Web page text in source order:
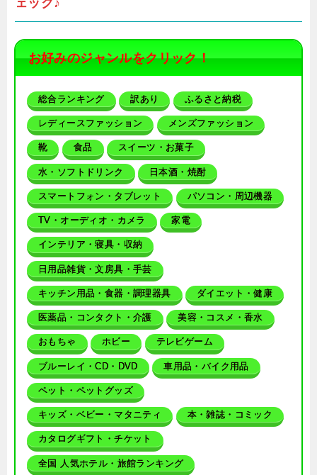
ェック♪
お好みのジャンルをクリック！
総合ランキング 訳あり ふるさと納税
レディースファッション メンズファッション
靴 食品 スイーツ・お菓子
水・ソフトドリンク 日本酒・焼酎
スマートフォン・タブレット パソコン・周辺機器
TV・オーディオ・カメラ 家電
インテリア・寝具・収納
日用品雑貨・文房具・手芸
キッチン用品・食器・調理器具 ダイエット・健康
医薬品・コンタクト・介護 美容・コスメ・香水
おもちゃ ホビー テレビゲーム
ブルーレイ・CD・DVD 車用品・バイク用品
ペット・ペットグッズ
キッズ・ベビー・マタニティ 本・雑誌・コミック
カタログギフト・チケット
全国 人気ホテル・旅館ランキング